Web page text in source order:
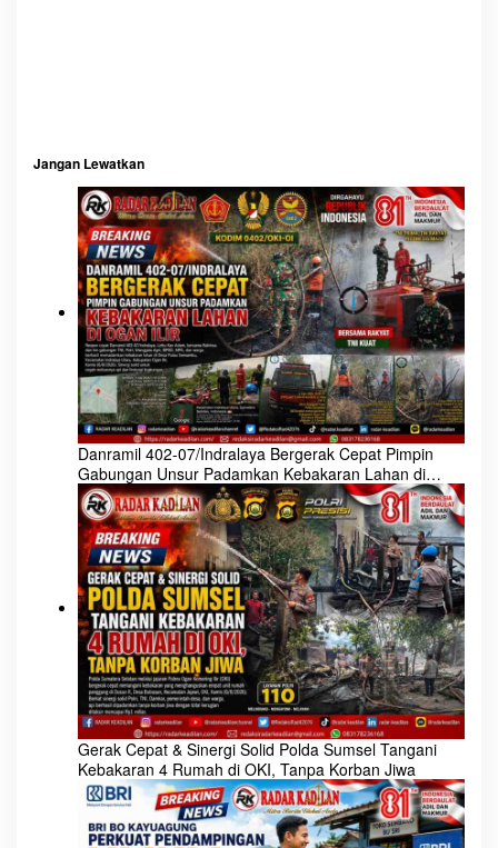
Jangan Lewatkan
Danramil 402-07/Indralaya Bergerak Cepat Pimpin
Gabungan Unsur Padamkan Kebakaran Lahan di
Ogan Ilir
Gerak Cepat & Sinergi Solid Polda Sumsel Tangani
Kebakaran 4 Rumah di OKI, Tanpa Korban Jiwa